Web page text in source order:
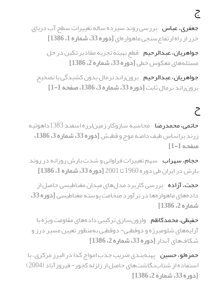
ج
جعفری، عباس بررسی روند سیزده ساله تغییرات سطح آب دریای
‌خزر از راه ارتفاع‌سنجی ماهواره‌ای[دوره 33، شماره 1، 1386]
جواهریان، عبدالرحیم قطع بهینة تجزیه مقادیر تکین در حل
مسئله‌های معکوس خطی[دوره 33، شماره 2، 1386]
جواهریان، عبدالرحیم برون‌راند نرمال بدون کشیدگی با تصحیح
برون‌راند نرمال ثابت[دوره 33، شماره 3، 1386، صفحه 1-1]
ح
حاتمی، محمدرضا محاسبه سازوکار زمین‌لرزه اسفند 1383داهوئیه
زرند براساس طیف دامنه موج و قطبش [دوره 33، شماره 3، 1386،
صفحه 1-1]
حجام، سهراب سهم تغییرات فراوانی و شدت بارش روزانه در روند
بارش در ایران طی دوره 1960 تا 2001
[دوره 33، شماره 1، 1386]
حجت، آزاده بررسی کاربرد مدل‌های میدان مغناطیسی حاصل از
داده‌های ماهواره‌ها در برآورد ضخامت پوسته مغناطیسی [دوره 33،
شماره 2، 1386]
حفیظی، محمدکاظم وارون‌سازی ترکیبی داده‌های مقاومت ویژه با
آرایه‌های شلومبرژه و دوقطبی- دوقطبی به‌منظور تعیین مسیر درز و
شکاف‌های آبدار[دوره 33، شماره 2، 1386]
حمزه‌لو، حسین پهنه‌بندی ضریب جذب امواج کدا در البرز مرکزی، با
استفاده از شتاب‌نگاشت‌های حاصل از زلزله کجور- فیروزآباد (2004)
[دوره 33، شماره 2، 1386]